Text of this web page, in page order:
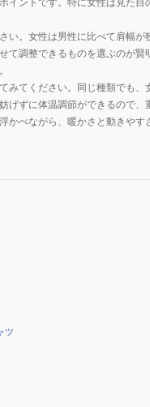
。女性は男性に比べて肩幅
調整できるものを選ぶのが
みてください。同じ種類でも
げずに体温調節ができるので、
べながら、暖かさと動きや
ツ